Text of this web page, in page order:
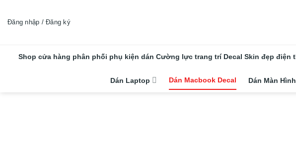
đếnĐăng nhập / Đăng ký
Shop cửa hàng phân phối phụ kiện dán Cường lực trang trí Decal Skin đẹp
Dán Laptop Dán Macbook Decal Dán Màn